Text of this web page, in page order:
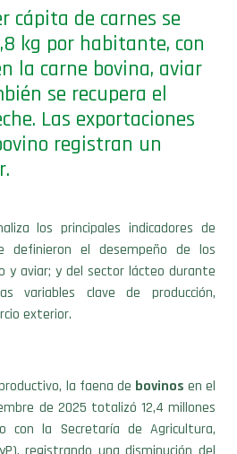
kg por habitante, con
la carne bovina, aviar
se recupera el
Las exportaciones
registran un
definieron el desempeño de los
y aviar; y del sector lácteo durante
variables clave de producción,
exterior.
la faena de
de 2025 totalizó 12,4 millones
con la Secretaría de Agricultura,
registrando una disminución del
el año pasado y ubicándose un 1,4%